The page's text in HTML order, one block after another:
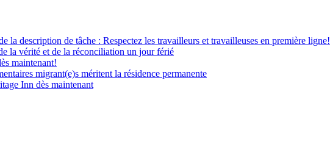
la description de tâche : Respectez les travailleurs et travailleuses en première ligne!
la vérité et de la réconciliation un jour férié
maintenant!
migrant(e)s méritent la résidence permanente
Inn dès maintenant